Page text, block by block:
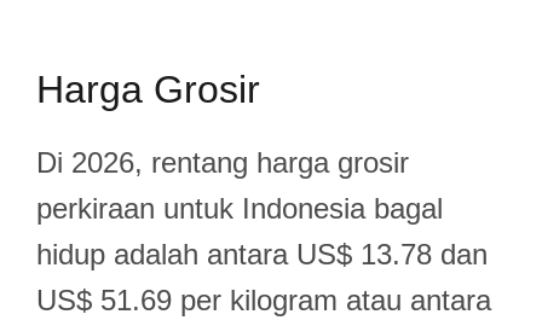
Harga Grosir
Di 2026, rentang harga grosir
perkiraan untuk Indonesia bagal
hidup adalah antara US$ 13.78 dan
US$ 51.69 per kilogram atau antara